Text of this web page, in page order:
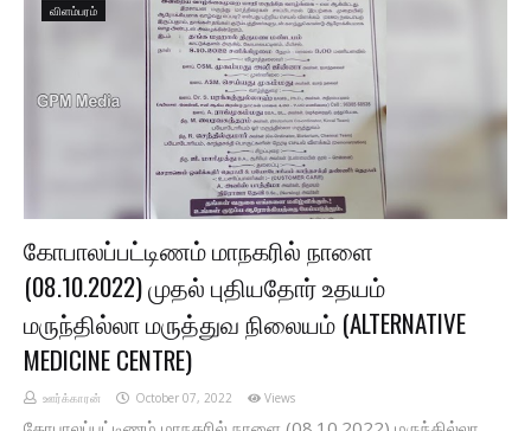
விளம்பரம்
கோபாலப்பட்டிணம் மாநகரில் நாளை
(08.10.2022) முதல் புதியதோர் உதயம்
மருந்தில்லா மருத்துவ நிலையம் (ALTERNATIVE
MEDICINE CENTRE)
ஊர்க்காரன் October 07, 2022 Views